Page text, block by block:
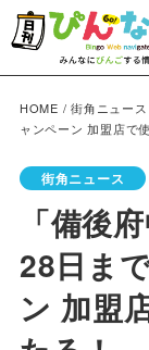
HOME /街角ニュース
ャンペーン 加盟店で
街角ニュース
「備後
28日ま
ン 加盟